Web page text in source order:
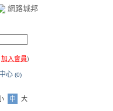
網路城邦
加入會員)
心 (0)
中 大